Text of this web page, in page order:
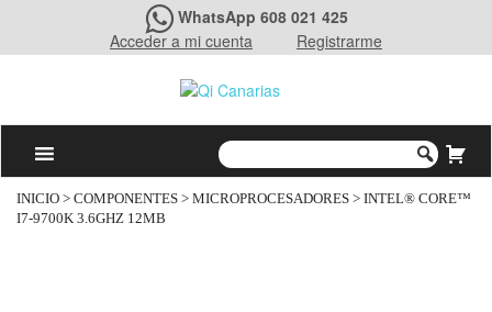
WhatsApp 608 021 425
Acceder a mi cuenta
Registrarme
INICIO > COMPONENTES > MICROPROCESADORES > INTEL® CORE™
I7-9700K 3.6GHZ 12MB